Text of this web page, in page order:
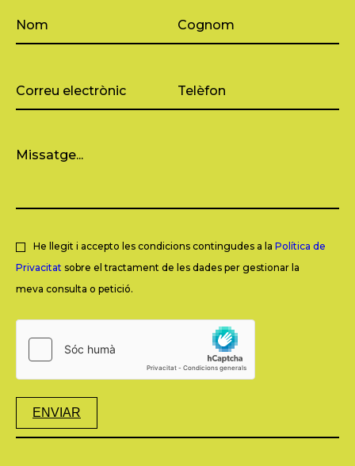
He llegit i accepto les condicions contingudes a la Política de
Privacitat sobre el tractament de les dades per gestionar la
meva consulta o petició.
ENVIAR